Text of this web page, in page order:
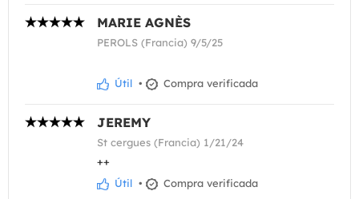
MARIE AGNÈS
PEROLS (Francia) 9/5/25
Útil • Compra verificada
JEREMY
St cergues (Francia) 1/21/24
++
Útil • Compra verificada